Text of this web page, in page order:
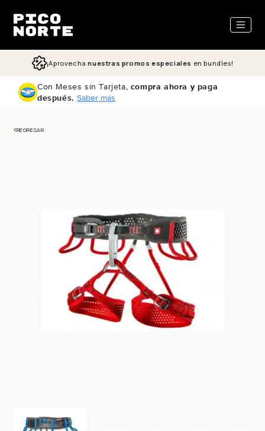
al contenido
¡Aprovecha nuestras promos especiales en bundles!
Con Meses sin Tarjeta, compra ahora y paga
después. Saber más
REGRESAR